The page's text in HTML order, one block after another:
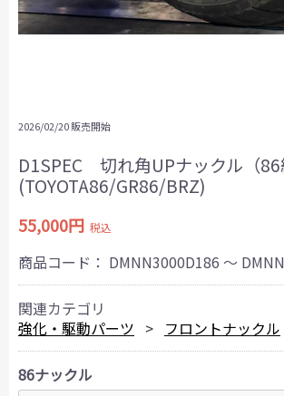
2026/02/20 販売開始
D1SPEC 切れ角UPナックル（
(TOYOTA86/GR86/BRZ)
55,000円 税込
商品コード： DMNN3000D186 ～
関連カテゴリ
強化・駆動パーツ
フロントナックル
86ナックル